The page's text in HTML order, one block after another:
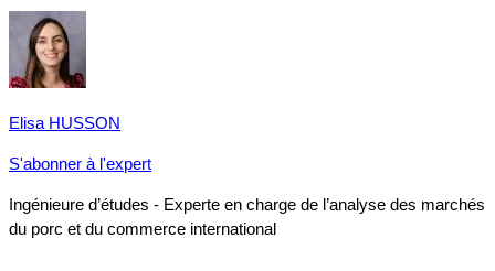
Elisa HUSSON
S'abonner à l'expert
Ingénieure d’études - Experte en charge de l’analyse des marchés
du porc et du commerce international